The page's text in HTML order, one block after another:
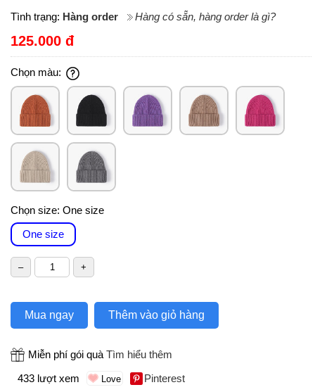
Tình trạng: Hàng order Hàng có sẵn, hàng order là gì?
125.000 đ
Chọn màu:
Chọn size: One size
One size
Mua ngay Thêm vào giỏ hàng
Miễn phí gói quà Tìm hiểu thêm
433 lượt xem
Pinterest